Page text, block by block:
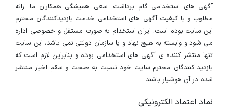
آگهی های استخدامی گام برداشت. سعی همیشگی همکاران ما ارائه
مطلوب و با کیفیت آگهی های استخدامی خدمت بازدیدکنندگان محترم
این سایت بوده است. ایران استخدام به صورت مستقل و خصوصی اداره
می شود و وابسته به هیچ نهاد و یا سازمان دولتی نمی باشد، این سایت
تنها منتشر کننده ی آگهی های استخدامی بوده و بنابراین لازم است که
بازدید کنندگان محترم سایت خود نسبت به صحت و سقم اخبار منتشر
شده در آن هوشیار باشند.
نماد اعتماد الکترونیکی